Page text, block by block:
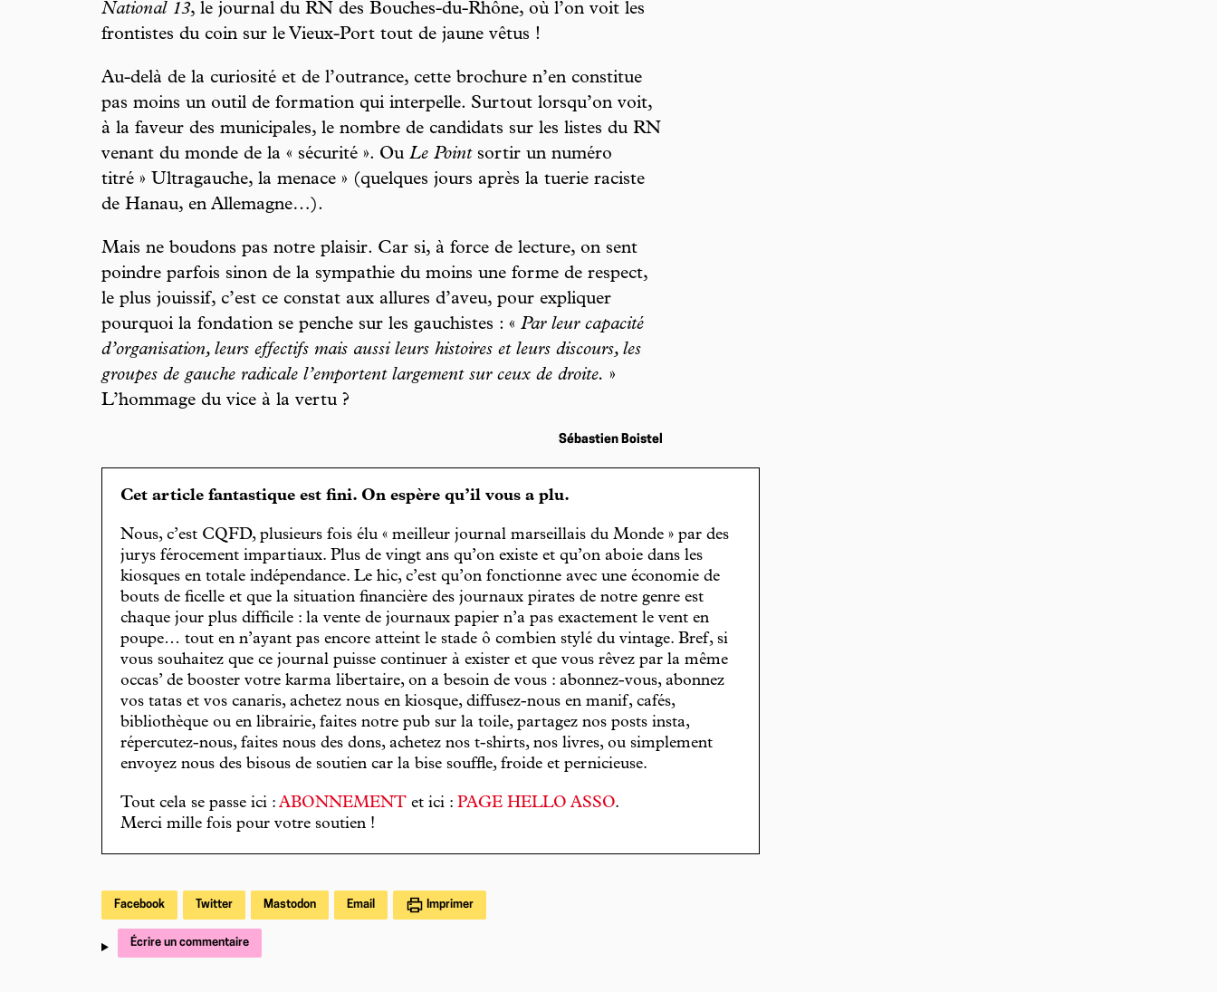
National 13, le journal du RN des Bouches-du-Rhône, où l’on voit les
frontistes du coin sur le Vieux-Port tout de jaune vêtus !
Au-delà de la curiosité et de l’outrance, cette brochure n’en constitue
pas moins un outil de formation qui interpelle. Surtout lorsqu’on voit,
à la faveur des municipales, le nombre de candidats sur les listes du RN
venant du monde de la « sécurité ». Ou Le Pointsortir un numéro
titré » Ultragauche, la menace » (quelques jours après la tuerie raciste
de Hanau, en Allemagne…).
Mais ne boudons pas notre plaisir. Car si, à force de lecture, on sent
poindre parfois sinon de la sympathie du moins une forme de respect,
le plus jouissif, c’est ce constat aux allures d’aveu, pour expliquer
pourquoi la fondation se penche sur les gauchistes : « Par leur capacité
d’organisation, leurs effectifs mais aussi leurs histoires et leurs discours, les
groupes de gauche radicale l’emportent largement sur ceux de droite. »
L’hommage du vice à la vertu ?
Sébastien Boistel
Cet article fantastique est fini. On espère qu’il vous a plu.
Nous, c’est CQFD, plusieurs fois élu « meilleur journal marseillais du Monde » par des
jurys férocement impartiaux. Plus de vingt ans qu’on existe et qu’on aboie dans les
kiosques en totale indépendance. Le hic, c’est qu’on fonctionne avec une économie de
bouts de ficelle et que la situation financière des journaux pirates de notre genre est
chaque jour plus difficile : la vente de journaux papier n’a pas exactement le vent en
poupe… tout en n’ayant pas encore atteint le stade ô combien stylé du vintage. Bref, si
vous souhaitez que ce journal puisse continuer à exister et que vous rêvez par la même
occas’ de booster votre karma libertaire, on a besoin de vous : abonnez-vous, abonnez
vos tatas et vos canaris, achetez nous en kiosque, diffusez-nous en manif, cafés,
bibliothèque ou en librairie, faites notre pub sur la toile, partagez nos posts insta,
répercutez-nous, faites nous des dons, achetez nos t-shirts, nos livres, ou simplement
envoyez nous des bisous de soutien car la bise souffle, froide et pernicieuse.
Tout cela se passe ici : ABONNEMENT et ici : PAGE HELLO ASSO.
Merci mille fois pour votre soutien !
Facebook Twitter Mastodon Email Imprimer
Écrire un commentaire